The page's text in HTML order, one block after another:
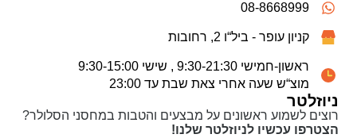
ניוזלטר
רוצים לשמוע ראשונים על מבצעים והטבות במחסני הסלולר?
הצטרפו עכשיו לניוזלטר שלנו!
08-8668999
קניון עופר - ביל“ו 2, רחובות
ראשון-חמישי 9:30-21:30 , שישי 9:30-15:00
מוצ“ש שעה אחרי צאת שבת עד 23:00